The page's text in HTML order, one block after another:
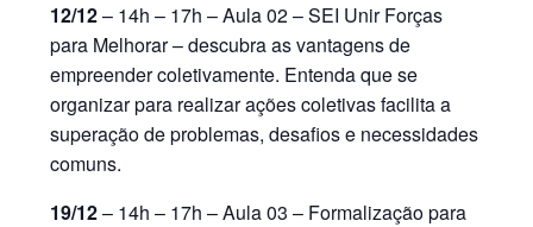
12/12– 14h – 17h – Aula 02 – SEI Unir Forças
para Melhorar – descubra as vantagens de
empreender coletivamente. Entenda que se
organizar para realizar ações coletivas facilita a
superação de problemas, desafios e necessidades
comuns.
19/12– 14h – 17h – Aula 03 – Formalização para